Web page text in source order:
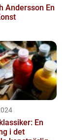
En
En
i det